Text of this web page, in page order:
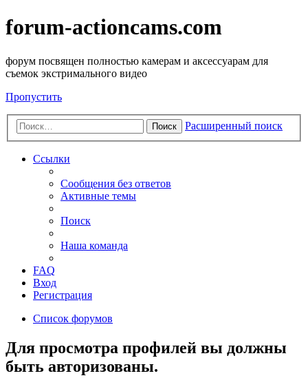
forum-actioncams.com
форум посвящен полностью камерам и аксессуарам для
съемок экстримального видео
Пропустить
Поиск Расширенный поиск
Ссылки
Сообщения без ответов
Активные темы
Поиск
Наша команда
FAQ
Вход
Регистрация
Список форумов
Для просмотра профилей вы должны
быть авторизованы.